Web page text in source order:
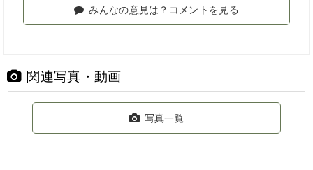
みんなの意見は？コメントを見る
関連写真・動画
写真一覧